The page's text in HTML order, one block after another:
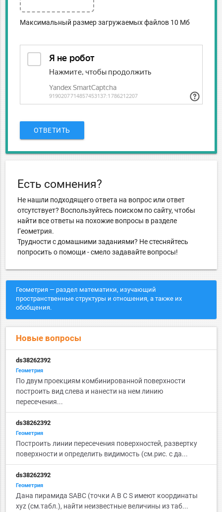
Максимальный размер загружаемых файлов 10 Мб
ОТВЕТИТЬ
Есть сомнения?
Не нашли подходящего ответа на вопрос или ответ
отсутствует? Воспользуйтесь поиском по сайту, чтобы
найти все ответы на похожие вопросы в разделе
Геометрия.
Трудности с домашними заданиями? Не стесняйтесь
попросить о помощи - смело задавайте вопросы!
Геометрия — раздел математики, изучающий
пространственные структуры и отношения, а также их
обобщения.
Новые вопросы
ds38262392
Геометрия
По двум проекциям комбинированной поверхности
построить вид слева и нанести на нем линию
пересечения...
ds38262392
Геометрия
Построить линии пересечения поверхностей, развертку
поверхности и определить видимость (см.рис. с да...
ds38262392
Геометрия
Дана пирамида SABC (точки А B C S имеют координаты
xyz (см.табл.), найти неизвестные величины из таб...